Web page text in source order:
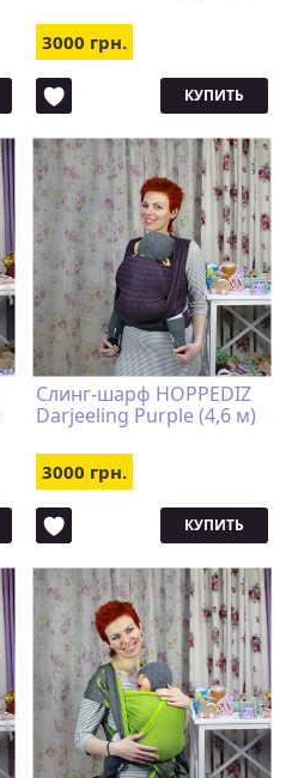
3000 грн.
КУПИТЬ
Слинг-шарф HOPPEDIZ
Darjeeling Purple (4,6 м)
3000 грн.
КУПИТЬ